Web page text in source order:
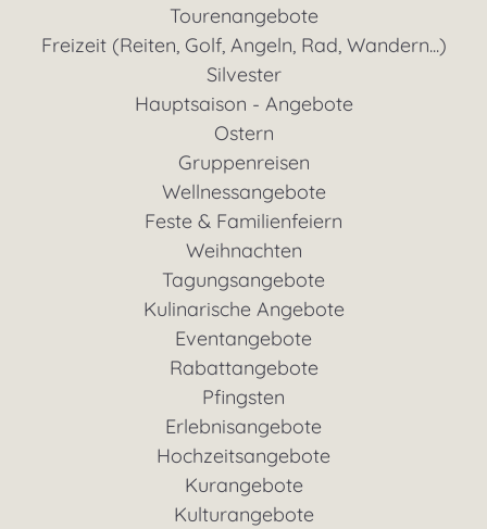
Tourenangebote
Freizeit (Reiten, Golf, Angeln, Rad, Wandern...)
Silvester
Hauptsaison - Angebote
Ostern
Gruppenreisen
Wellnessangebote
Feste & Familienfeiern
Weihnachten
Tagungsangebote
Kulinarische Angebote
Eventangebote
Rabattangebote
Pfingsten
Erlebnisangebote
Hochzeitsangebote
Kurangebote
Kulturangebote